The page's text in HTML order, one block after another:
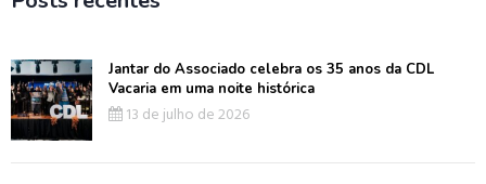
Jantar do Associado celebra os 35 anos da CDL
Vacaria em uma noite histórica
13 de julho de 2026